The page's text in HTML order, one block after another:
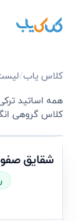
کلاس یاب/
همه اساتید
کلاس گروهی
شقایق